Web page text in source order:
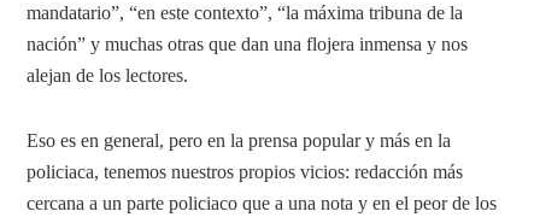
mandatario”, “en este contexto”, “la máxima tribuna de la
nación” y muchas otras que dan una flojera inmensa y nos
alejan de los lectores.
Eso es en general, pero en la prensa popular y más en la
policiaca, tenemos nuestros propios vicios: redacción más
cercana a un parte policiaco que a una nota y en el peor de los